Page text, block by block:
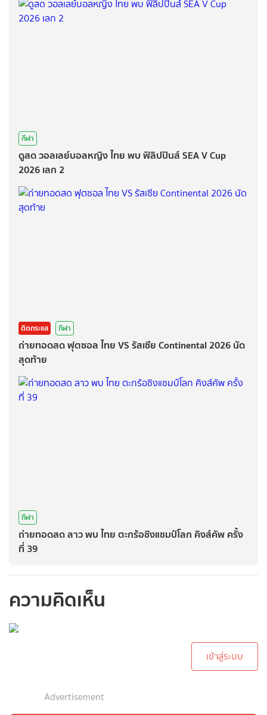
กีฬา
ดูสด วอลเลย์บอลหญิง ไทย พบ ฟิลิปปินส์ SEA V Cup
2026 เลก 2
ติดกระแส กีฬา
ถ่ายทอดสด ฟุตซอล ไทย VS รัสเซีย Continental 2026 นัด
สุดท้าย
กีฬา
ถ่ายทอดสด ลาว พบ ไทย ตะกร้อชิงแชมป์โลก คิงส์คัพ ครั้ง
ที่ 39
ความคิดเห็น
เข้าสู่ระบบ
Advertisement